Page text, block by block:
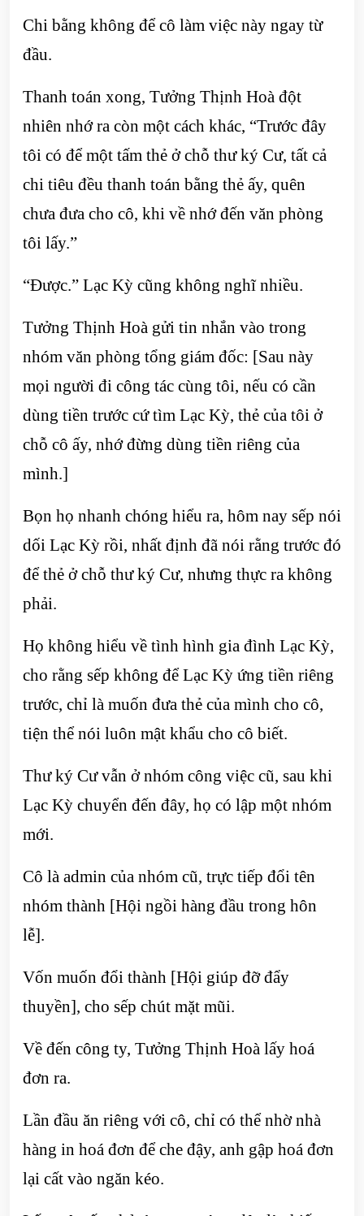
Chi bằng không để cô làm việc này ngay từ
đầu.
Thanh toán xong, Tưởng Thịnh Hoà đột
nhiên nhớ ra còn một cách khác, “Trước đây
tôi có để một tấm thẻ ở chỗ thư ký Cư, tất cả
chi tiêu đều thanh toán bằng thẻ ấy, quên
chưa đưa cho cô, khi về nhớ đến văn phòng
tôi lấy.”
“Được.” Lạc Kỳ cũng không nghĩ nhiều.
Tưởng Thịnh Hoà gửi tin nhắn vào trong
nhóm văn phòng tổng giám đốc: [Sau này
mọi người đi công tác cùng tôi, nếu có cần
dùng tiền trước cứ tìm Lạc Kỳ, thẻ của tôi ở
chỗ cô ấy, nhớ đừng dùng tiền riêng của
mình.]
Bọn họ nhanh chóng hiểu ra, hôm nay sếp nói
dối Lạc Kỳ rồi, nhất định đã nói rằng trước đó
để thẻ ở chỗ thư ký Cư, nhưng thực ra không
phải.
Họ không hiểu về tình hình gia đình Lạc Kỳ,
cho rằng sếp không để Lạc Kỳ ứng tiền riêng
trước, chỉ là muốn đưa thẻ của mình cho cô,
tiện thể nói luôn mật khẩu cho cô biết.
Thư ký Cư vẫn ở nhóm công việc cũ, sau khi
Lạc Kỳ chuyển đến đây, họ có lập một nhóm
mới.
Cô là admin của nhóm cũ, trực tiếp đổi tên
nhóm thành [Hội ngồi hàng đầu trong hôn
lễ].
Vốn muốn đổi thành [Hội giúp đỡ đẩy
thuyền], cho sếp chút mặt mũi.
Về đến công ty, Tưởng Thịnh Hoà lấy hoá
đơn ra.
Lần đầu ăn riêng với cô, chỉ có thể nhờ nhà
hàng in hoá đơn để che đậy, anh gập hoá đơn
lại cất vào ngăn kéo.